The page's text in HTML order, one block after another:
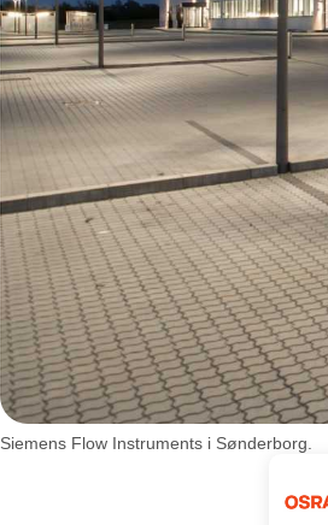
Siemens Flow Instruments i Sønderborg.